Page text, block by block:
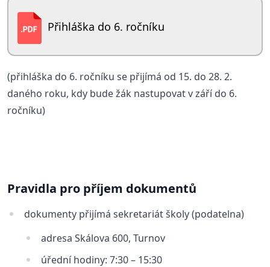
Přihláška do 6. ročníku
(přihláška do 6. ročníku se přijímá od 15. do 28. 2.
daného roku, kdy bude žák nastupovat v září do 6.
ročníku)
Pravidla pro příjem dokumentů
dokumenty přijímá sekretariát školy (podatelna)
adresa Skálova 600, Turnov
úřední hodiny: 7:30 – 15:30